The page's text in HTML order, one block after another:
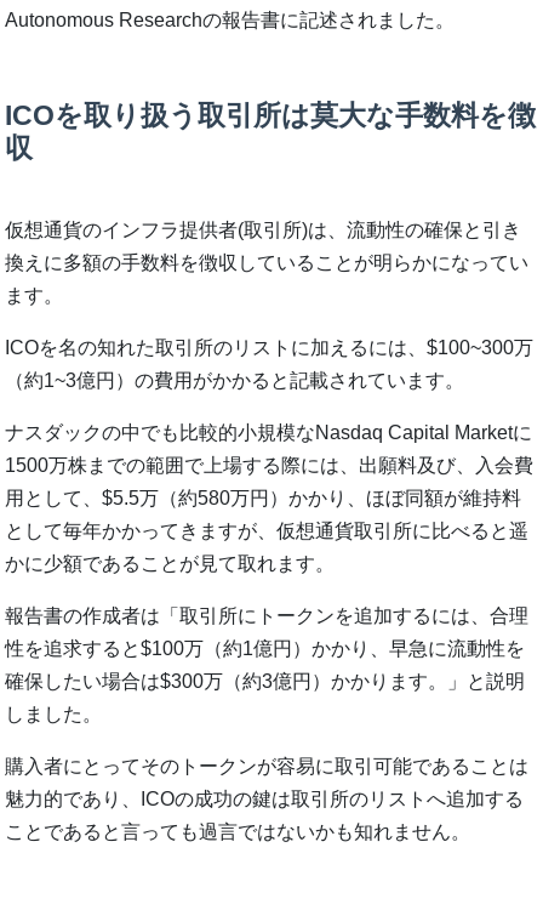
Autonomous Researchの報告書に記述されました。
ICOを取り扱う取引所は莫大な手数料を徴
収
仮想通貨のインフラ提供者(取引所)は、流動性の確保と引き
換えに多額の手数料を徴収していることが明らかになってい
ます。
ICOを名の知れた取引所のリストに加えるには、$100~300万
（約1~3億円）の費用がかかると記載されています。
ナスダックの中でも比較的小規模なNasdaq Capital Marketに
1500万株までの範囲で上場する際には、出願料及び、入会費
用として、$5.5万（約580万円）かかり、ほぼ同額が維持料
として毎年かかってきますが、仮想通貨取引所に比べると遥
かに少額であることが見て取れます。
報告書の作成者は「取引所にトークンを追加するには、合理
性を追求すると$100万（約1億円）かかり、早急に流動性を
確保したい場合は$300万（約3億円）かかります。」と説明
しました。
購入者にとってそのトークンが容易に取引可能であることは
魅力的であり、ICOの成功の鍵は取引所のリストへ追加する
ことであると言っても過言ではないかも知れません。